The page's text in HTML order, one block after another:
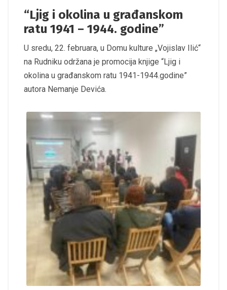
“Ljig i okolina u građanskom
ratu 1941 – 1944. godine”
U sredu, 22. februara, u Domu kulture „Vojislav Ilić“
na Rudniku održana je promocija knjige “Ljig i
okolina u građanskom ratu 1941-1944.godine”
autora Nemanje Devića.